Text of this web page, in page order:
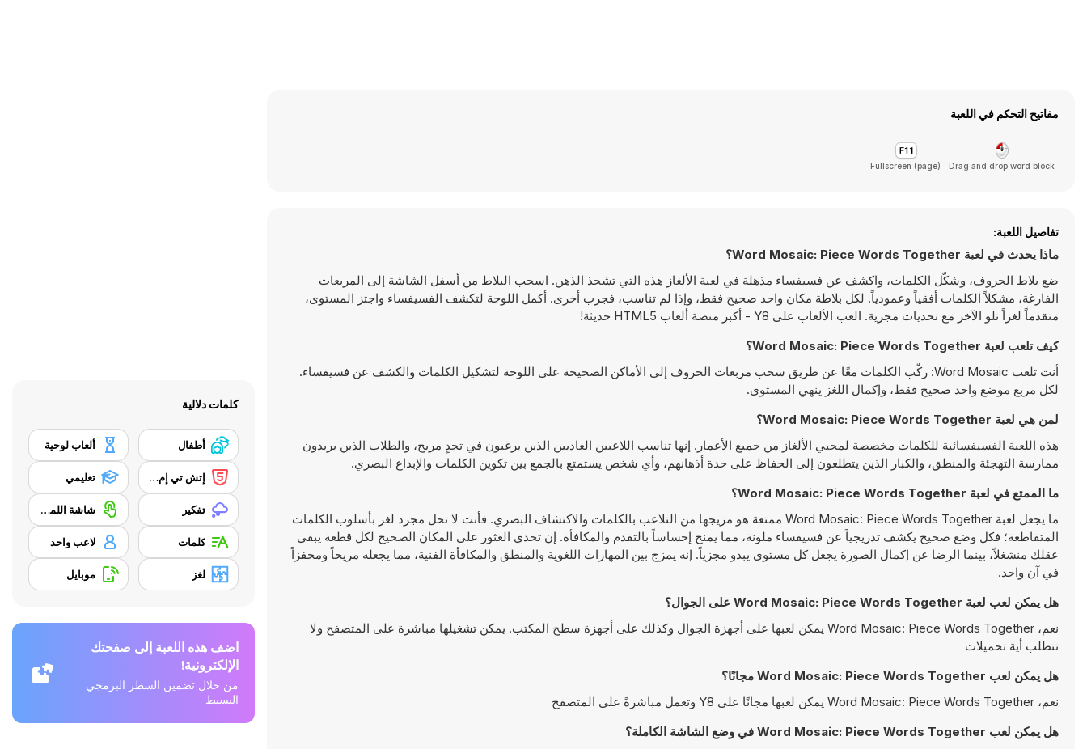
مفاتيح التحكم في اللعبة
Drag and drop word block
Fullscreen (page)
تفاصيل اللعبة:
ماذا يحدث في لعبة Word Mosaic: Piece Words Together؟
ضع بلاط الحروف، وشكّل الكلمات، واكشف عن فسيفساء مذهلة في لعبة الألغاز هذه التي تشحذ الذهن. اسحب البلاط من أسفل الشاشة إلى المربعات
الفارغة، مشكلاً الكلمات أفقياً وعمودياً. لكل بلاطة مكان واحد صحيح فقط، وإذا لم تناسب، فجرب أخرى. أكمل اللوحة لتكشف الفسيفساء واجتز المستوى،
متقدماً لغزاً تلو الآخر مع تحديات مجزية. العب الألعاب على Y8 - أكبر منصة ألعاب HTML5 حديثة!
كيف تلعب لعبة Word Mosaic: Piece Words Together؟
أنت تلعب Word Mosaic: ركّب الكلمات معًا عن طريق سحب مربعات الحروف إلى الأماكن الصحيحة على اللوحة لتشكيل الكلمات والكشف عن فسيفساء.
لكل مربع موضع واحد صحيح فقط، وإكمال اللغز ينهي المستوى.
لمن هي لعبة Word Mosaic: Piece Words Together؟
هذه اللعبة الفسيفسائية للكلمات مخصصة لمحبي الألغاز من جميع الأعمار. إنها تناسب اللاعبين العاديين الذين يرغبون في تحدٍ مريح، والطلاب الذين يريدون
ممارسة التهجئة والمنطق، والكبار الذين يتطلعون إلى الحفاظ على حدة أذهانهم، وأي شخص يستمتع بالجمع بين تكوين الكلمات والإبداع البصري.
ما الممتع في لعبة Word Mosaic: Piece Words Together؟
ما يجعل لعبة Word Mosaic: Piece Words Together ممتعة هو مزيجها من التلاعب بالكلمات والاكتشاف البصري. فأنت لا تحل مجرد لغز بأسلوب الكلمات
المتقاطعة؛ فكل وضع صحيح يكشف تدريجياً عن فسيفساء ملونة، مما يمنح إحساساً بالتقدم والمكافأة. إن تحدي العثور على المكان الصحيح لكل قطعة يبقي
عقلك منشغلاً، بينما الرضا عن إكمال الصورة يجعل كل مستوى يبدو مجزياً. إنه يمزج بين المهارات اللغوية والمنطق والمكافأة الفنية، مما يجعله مريحاً ومحفزاً
في آن واحد.
هل يمكن لعب لعبة Word Mosaic: Piece Words Together على الجوال؟
نعم، Word Mosaic: Piece Words Together يمكن لعبها على أجهزة الجوال وكذلك على أجهزة سطح المكتب. يمكن تشغيلها مباشرة على المتصفح ولا
تتطلب أية تحميلات
هل يمكن لعب Word Mosaic: Piece Words Together مجانًا؟
نعم، Word Mosaic: Piece Words Together يمكن لعبها مجانًا على Y8 وتعمل مباشرةً على المتصفح
هل يمكن لعب Word Mosaic: Piece Words Together في وضع الشاشة الكاملة؟
كلمات دلالية
أطفال ألعاب لوحية
إتش تي إم إل 5 تعليمي
تفكير شاشة اللمس
كلمات لاعب واحد
لغز موبايل
اضف هذه اللعبة إلى صفحتك
الإلكترونية!
من خلال تضمين السطر البرمجي
البسيط